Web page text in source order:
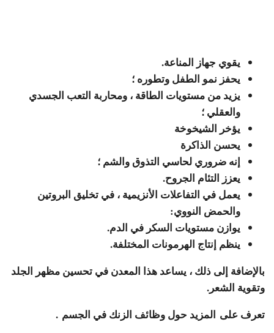
يقوي جهاز المناعة.
يحفز نمو الطفل وتطوره ؛
يزيد من مستويات الطاقة ، ومحاربة التعب الجسدي
والعقلي ؛
يؤخر الشيخوخة
يحسن الذاكرة
إنه ضروري لحاسي التذوق والشم ؛
يعزز التئام الجروح.
يعمل في التفاعلات الأنزيمية ، في تخليق البروتين
والحمض النووي:
يوازن مستويات السكر في الدم.
ينظم إنتاج الهرمونات المختلفة.
بالإضافة إلى ذلك ، يساعد هذا المعدن في تحسين مظهر الجلد
وتقوية الشعر.
تعرف على المزيد حول وظائف الزنك في الجسم .